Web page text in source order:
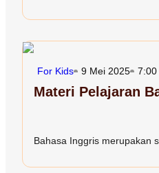
For Kids 9 Mei 2025 7:00
Materi Pelajaran
Bahasa Inggris merupakan